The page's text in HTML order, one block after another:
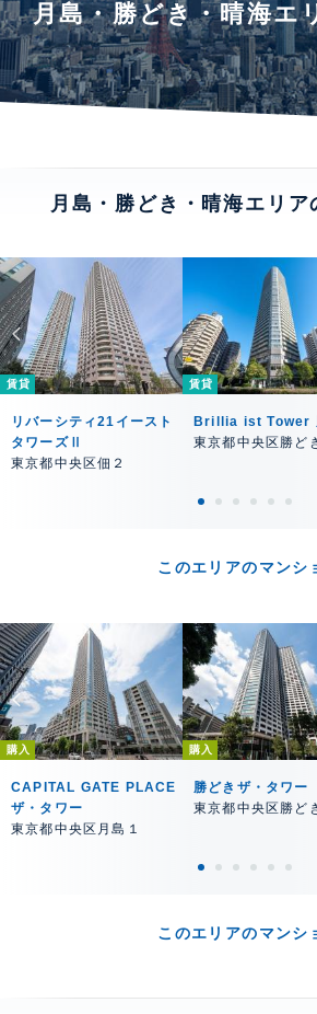
月島・勝どき・晴海エ
月島・勝どき・晴海エリア
賃貸
リバーシティ21イースト
タワーズⅡ
東京都中央区佃２
賃貸
Brillia ist Tower
東京都中央区勝ど
このエリアのマンシ
購入
CAPITAL GATE PLACE
ザ・タワー
東京都中央区月島１
購入
勝どきザ・タワー
東京都中央区勝ど
このエリアのマンシ